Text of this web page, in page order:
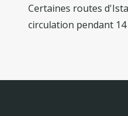
Certaines routes
circulation pendant